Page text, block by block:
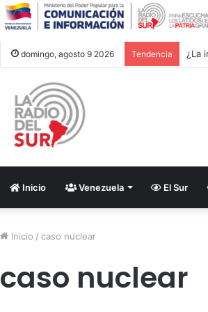
domingo, agosto 9 2026 Tendencia ¿La
Inicio Venezuela El Sur
Inicio / caso nuclear
caso nuclear